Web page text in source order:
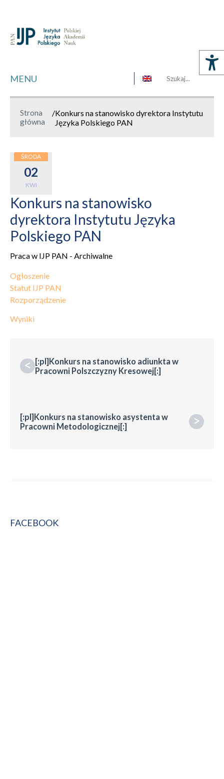
MENU
Strona
główna
/Konkurs na stanowisko dyrektora Instytutu
Języka Polskiego PAN
ŚRODA
02
KWI
Konkurs na stanowisko
dyrektora Instytutu Języka
Polskiego PAN
Praca w IJP PAN - Archiwalne
Ogłoszenie
Statut IJP PAN
Rozporządzenie
Wyniki
< [:pl]Konkurs na stanowisko adiunkta w
Pracowni Polszczyzny Kresowej[:]
>
[:pl]Konkurs na stanowisko asystenta w
Pracowni Metodologicznej[:]
FACEBOOK